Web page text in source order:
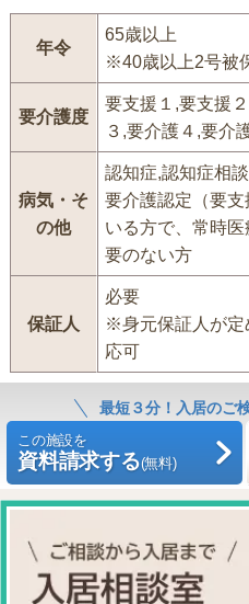
年令
65歳以上
※40歳以上2号被
要介護度
要支援１,要支援
３,要介護４,要介
病気・そ
の他
認知症,認知症相
要介護認定（要
いる方で、常時
要のない方
保証人
必要
※身元保証人が定
応可
最短３分！入居のご
この施設を
資料請求する(無料)